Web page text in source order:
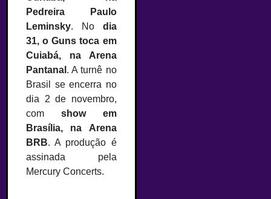
Pedreira Paulo
Leminsky. No dia
31, o Guns toca em
Cuiabá, na Arena
Pantanal . A turnê no
Brasil se encerra no
dia 2 de novembro,
com show em
Brasília, na Arena
BRB. A produção é
assinada pela
Mercury Concerts.